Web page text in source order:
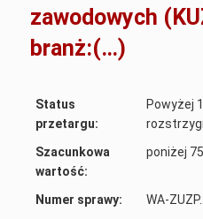
zawodowych
branż:(…)
Status
przetargu:
Powyżej
Szacunkowa
wartość:
poniżej
Numer sprawy:
WA-